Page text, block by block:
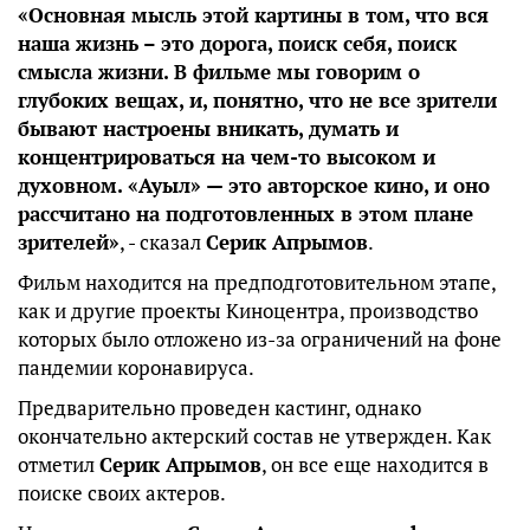
«Основная мысль этой картины в том, что вся
наша жизнь – это дорога, поиск себя, поиск
смысла жизни. В фильме мы говорим о
глубоких вещах, и, понятно, что не все зрители
бывают настроены вникать, думать и
концентрироваться на чем-то высоком и
духовном. «Ауыл» — это авторское кино, и оно
рассчитано на подготовленных в этом плане
зрителей», - сказалСерик Апрымов.
Фильм находится на предподготовительном этапе,
как и другие проекты Киноцентра, производство
которых было отложено из-за ограничений на фоне
пандемии коронавируса.
Предварительно проведен кастинг, однако
окончательно актерский состав не утвержден. Как
отметилСерик Апрымов, он все еще находится в
поиске своих актеров.